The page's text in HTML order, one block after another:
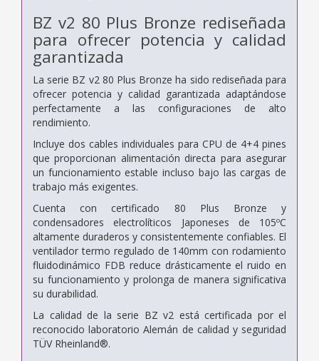
BZ v2 80 Plus Bronze rediseñada
para ofrecer potencia y calidad
garantizada
La serie BZ v2 80 Plus Bronze ha sido rediseñada para
ofrecer potencia y calidad garantizada adaptándose
perfectamente a las configuraciones de alto
rendimiento.
Incluye dos cables individuales para CPU de 4+4 pines
que proporcionan alimentación directa para asegurar
un funcionamiento estable incluso bajo las cargas de
trabajo más exigentes.
Cuenta con certificado 80 Plus Bronze y
condensadores electrolíticos Japoneses de 105ºC
altamente duraderos y consistentemente confiables. El
ventilador termo regulado de 140mm con rodamiento
fluidodinámico FDB reduce drásticamente el ruido en
su funcionamiento y prolonga de manera significativa
su durabilidad.
La calidad de la serie BZ v2 está certificada por el
reconocido laboratorio Alemán de calidad y seguridad
TÜV Rheinland®.